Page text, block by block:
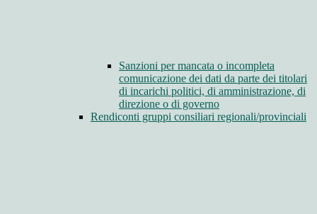
Sanzioni per mancata o incompleta
comunicazione dei dati da parte dei titolari
di incarichi politici, di amministrazione, di
direzione o di governo
Rendiconti gruppi consiliari regionali/provinciali